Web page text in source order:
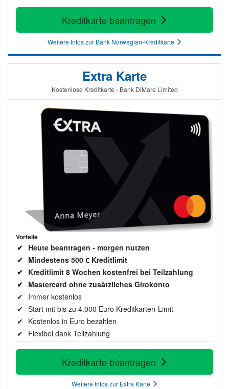
Kreditkarte beantragen
Weitere Infos zur Bank Norwegian-Kreditkarte
Extra Karte
Kostenlose Kreditkarte - Bank DiMare Limited
Vorteile
Heute beantragen - morgen nutzen
Mindestens 500 € Kreditlimit
Kreditlimit 8 Wochen kostenfrei bei Teilzahlung
Mastercard ohne zusätzliches Girokonto
Immer kostenlos
Start mit bis zu 4.000 Euro Kreditkarten-Limit
Kostenlos in Euro bezahlen
Flexibel dank Teilzahlung
Kreditkarte beantragen
Weitere Infos zur Extra Karte